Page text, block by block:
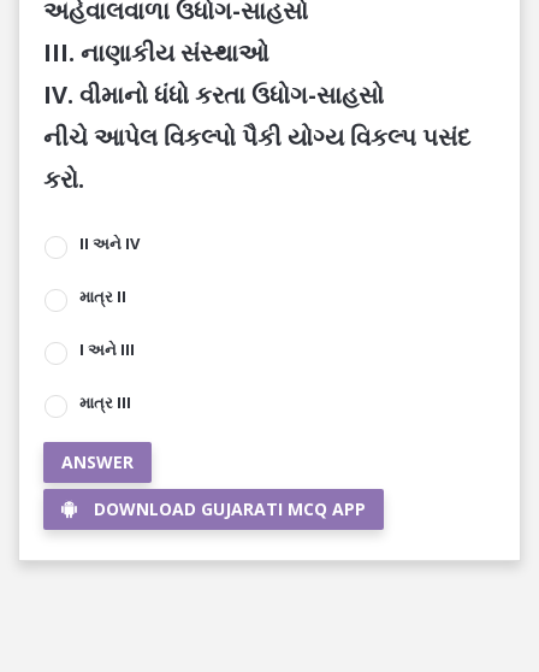
અહેવાલવાળા ઉધોગ-સાહસો
III. નાણાકીય સંસ્થાઓ
IV. વીમાનો ધંધો કરતા ઉધોગ-સાહસો
નીચે આપેલ વિકલ્પો પૈકી યોગ્ય વિકલ્પ પસંદ
કરો.
II અને IV
માત્ર II
I અને III
માત્ર III
ANSWER
DOWNLOAD GUJARATI MCQ APP